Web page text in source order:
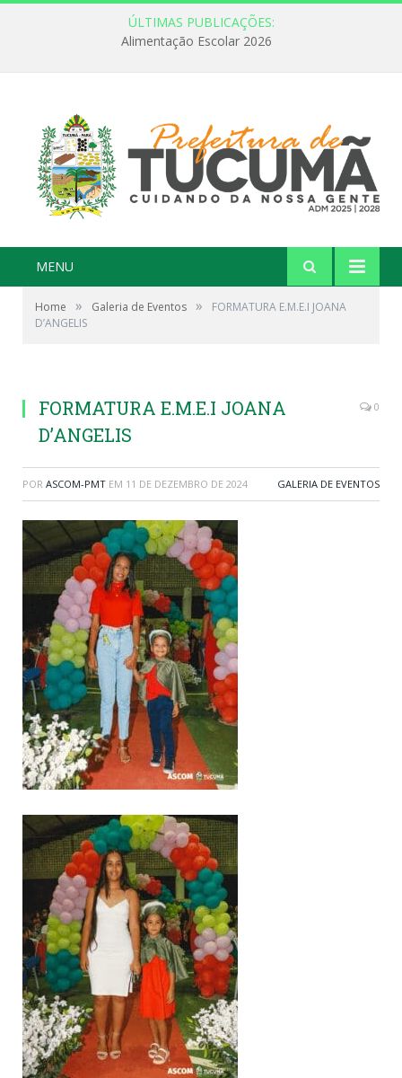
ÚLTIMAS PUBLICAÇÕES:
MENU
Home » Galeria de Eventos »
FORMATURA E.M.E.I JOANA
D’ANGELIS
FORMATURA E.M.E.I JOANA
D’ANGELIS
0
POR ASCOM-PMT EM 11 DE DEZEMBRO DE 2024 GALERIA DE EVENTOS